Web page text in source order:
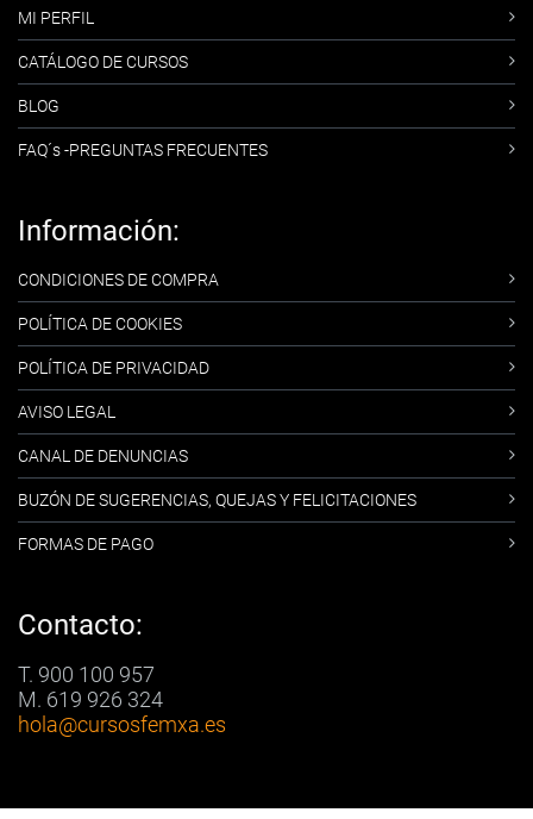
MI PERFIL
CATÁLOGO DE CURSOS
BLOG
FAQ´s -PREGUNTAS FRECUENTES
Información:
CONDICIONES DE COMPRA
POLÍTICA DE COOKIES
POLÍTICA DE PRIVACIDAD
AVISO LEGAL
CANAL DE DENUNCIAS
BUZÓN DE SUGERENCIAS, QUEJAS Y FELICITACIONES
FORMAS DE PAGO
Contacto:
T. 900 100 957
M. 619 926 324
hola@cursosfemxa.es